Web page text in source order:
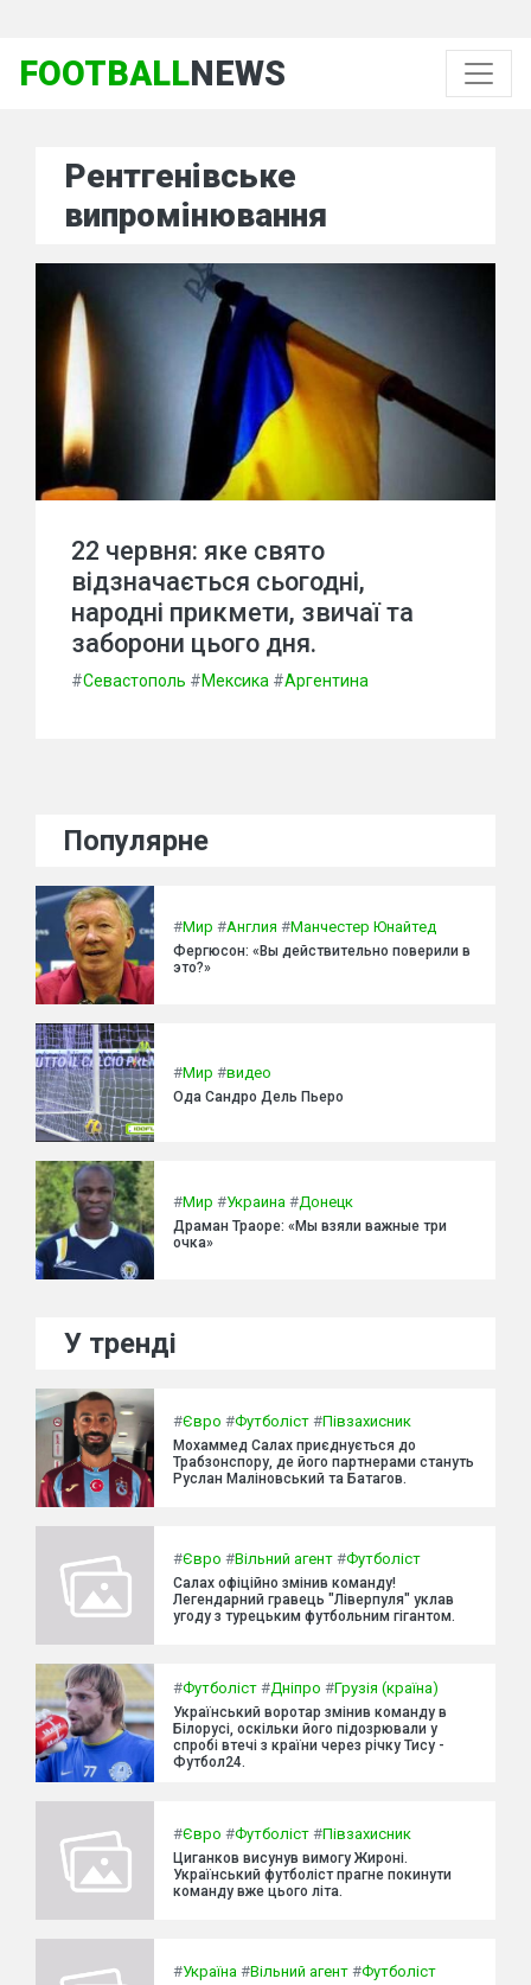
FOOTBALLNEWS
Рентгенівське
випромінювання
22 червня: яке свято
відзначається сьогодні,
народні прикмети, звичаї та
заборони цього дня.
#Севастополь #Мексика #Аргентина
Популярне
#Мир #Англия #Манчестер Юнайтед
Фергюсон: «Вы действительно поверили в
это?»
#Мир #видео
Ода Сандро Дель Пьеро
#Мир #Украина #Донецк
Драман Траоре: «Мы взяли важные три
очка»
У тренді
#Євро #Футболіст #Півзахисник
Мохаммед Салах приєднується до
Трабзонспору, де його партнерами стануть
Руслан Маліновський та Батагов.
#Євро #Вільний агент #Футболіст
Салах офіційно змінив команду!
Легендарний гравець "Ліверпуля" уклав
угоду з турецьким футбольним гігантом.
#Футболіст #Дніпро #Грузія (країна)
Український воротар змінив команду в
Білорусі, оскільки його підозрювали у
спробі втечі з країни через річку Тису -
Футбол24.
#Євро #Футболіст #Півзахисник
Циганков висунув вимогу Жироні.
Український футболіст прагне покинути
команду вже цього літа.
#Україна #Вільний агент #Футболіст